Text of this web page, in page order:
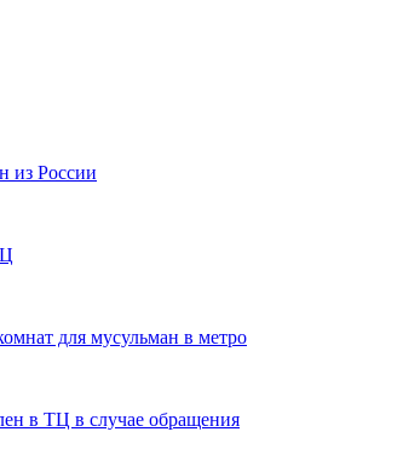
из России
для мусульман в метро
в ТЦ в случае обращения